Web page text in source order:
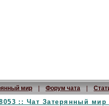
мир Форум чата
:: Чат Затерянный